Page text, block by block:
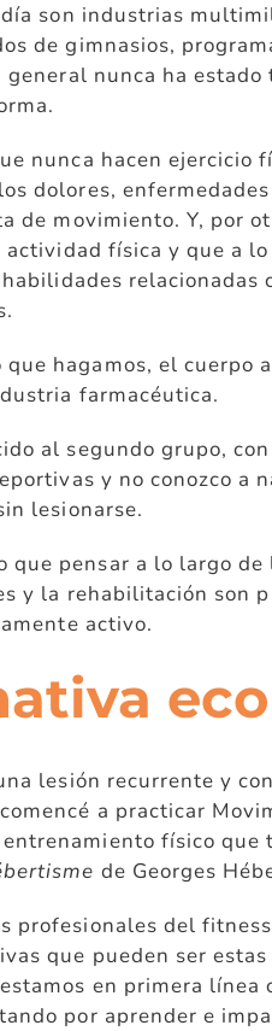
son industrias
de gimnasios,
nunca ha
nunca hacen ejercicio
los dolores,
de movimiento. Y, por
física y que a
relacionadas
hagamos, el cuerpo
farmacéutica.
al segundo grupo,
y no conozco a
lesionarse.
que pensar a lo largo de
y la rehabilitación son
activo.
lesión recurrente y
a practicar
físico que
de Georges
profesionales del
que pueden ser
en primera línea
por aprender e